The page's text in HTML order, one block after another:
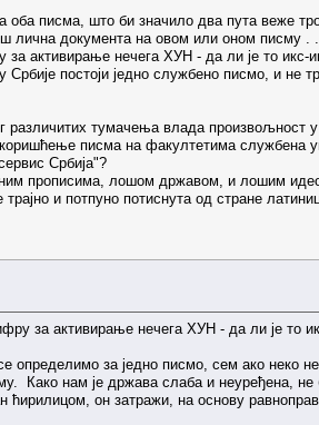
писма, што би значило два пута веже
документа на овом или оном писму
активирање нечега ХУН - да ли је то икс-
постоји једно службено писмо, и не
тумачења влада произвољност
писма на факултетима службена
Србија"?
прописима, лошом државом, и лошим
и потпуно потиснута од стране
за активирање нечега ХУН - да ли је то
за једно писмо, сем ако неко
Како нам је држава слаба и неуређена,
он затражи, на основу